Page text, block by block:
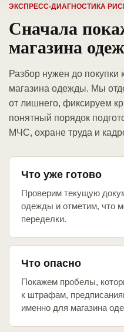
ЭКСПРЕСС-ДИАГНОСТИКА
Сначала
магазина
Разбор нужен до покупки
магазина одежды. Мы
от лишнего, фиксируем
понятный порядок
МЧС, охране труда и
Что уже готово
Проверим текущую
одежды и отметим, что
переделки.
Что опасно
Покажем пробелы,
к штрафам,
именно для магазина